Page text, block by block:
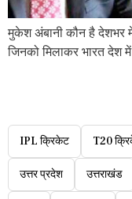
मुकेश अंबानी कौन है देशभर
जिनको मिलाकर भारत देश
IPL क्रिकेट T20
उत्तर प्रदेश उत्तराखंड